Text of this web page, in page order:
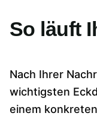
So läuft
Nach Ihrer
wichtigsten
einem